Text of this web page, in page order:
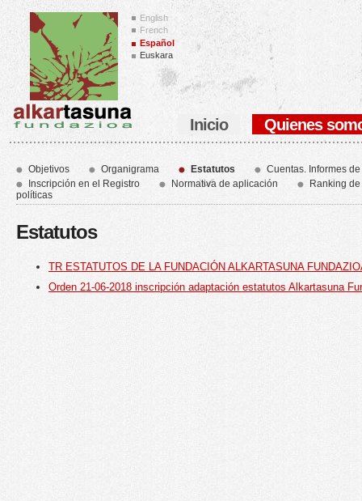
English
French
Español
Euskara
Inicio Quienes
Objetivos Organigrama Estatutos
Cuentas. Informes
Inscripción en el Registro
Normativa de aplicación
Ranking
políticas
Estatutos
TR ESTATUTOS DE LA FUNDACIÓN ALKARTASUNA
Orden 21-06-2018 inscripción adaptación estatutos Alkartasuna